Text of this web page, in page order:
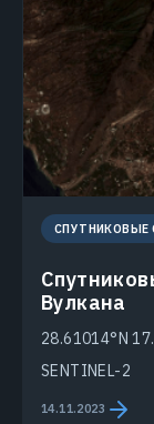
СПУТНИКОВЫЕ
Вулкана
28.61014°N
SENTINEL-2
14.11.2023